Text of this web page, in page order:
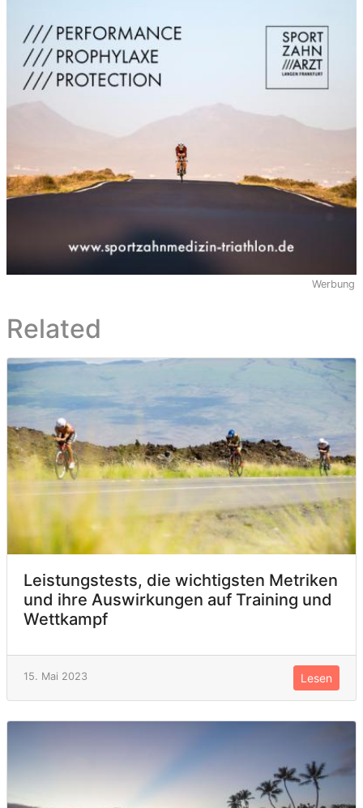
Werbung
Related
Leistungstests, die wichtigsten Metriken
und ihre Auswirkungen auf Training und
Wettkampf
15. Mai 2023 Lesen